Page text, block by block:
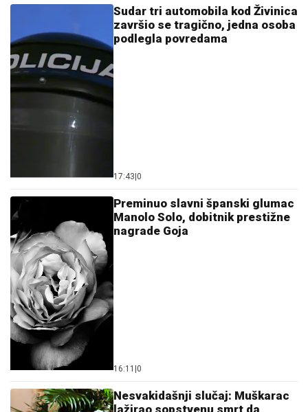
Sudar tri automobila kod Živinica
završio se tragično, jedna osoba
podlegla povredama
17:43 0
Preminuo slavni španski glumac
Manolo Solo, dobitnik prestižne
nagrade Goja
16:11 0
Nesvakidašnji slučaj: Muškarac
lažirao sopstvenu smrt da